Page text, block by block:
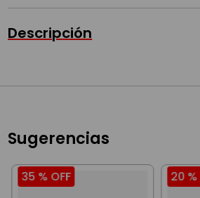
Descripción
Sugerencias
35 % OFF 20 %